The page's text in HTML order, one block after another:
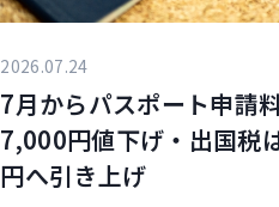
2026.07.24
7月からパスポート申請
7,000円値下げ・出国税
円へ引き上げ